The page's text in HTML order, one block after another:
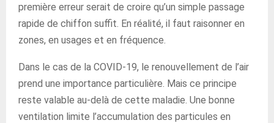
première erreur serait de croire qu’un simple passage
rapide de chiffon suffit. En réalité, il faut raisonner en
zones, en usages et en fréquence.
Dans le cas de la COVID-19, le renouvellement de l’air
prend une importance particulière. Mais ce principe
reste valable au-delà de cette maladie. Une bonne
ventilation limite l’accumulation des particules en